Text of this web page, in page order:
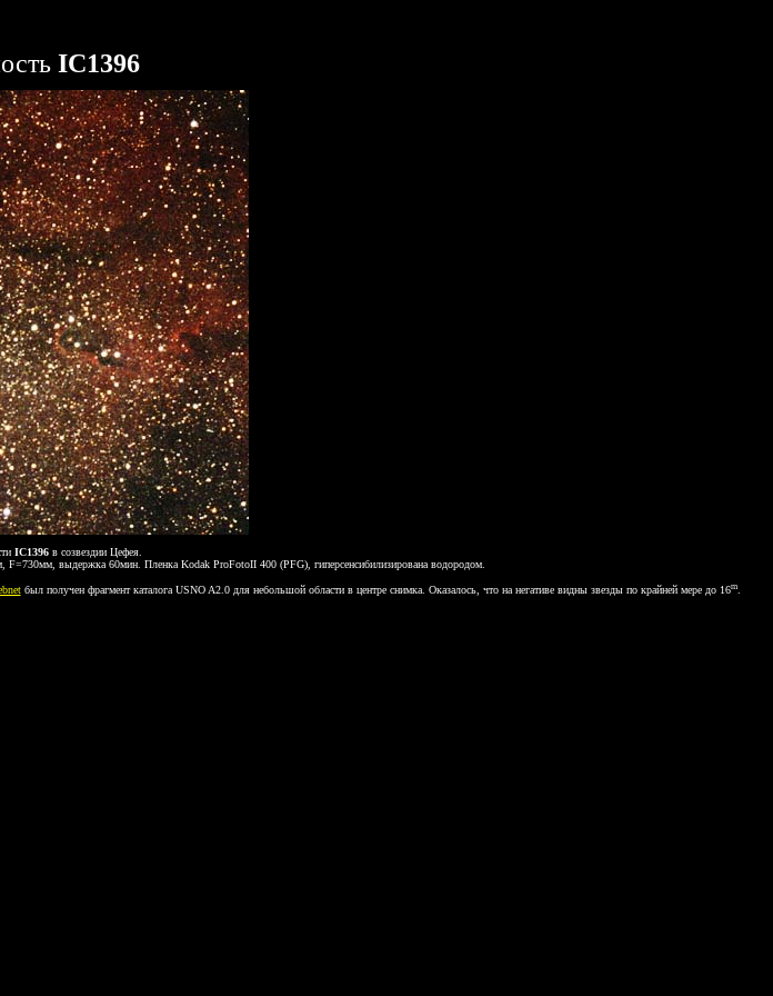
IC1396
IC1396 в созвездии Цефея.
выдержка 60мин. Пленка Kodak ProFotoII 400 (PFG), гиперсенсибилизирована водородом.
был получен фрагмент каталога USNO A2.0 для небольшой области в центре снимка. Оказалось, что на негативе видны звезды по крайней мере до 16m.